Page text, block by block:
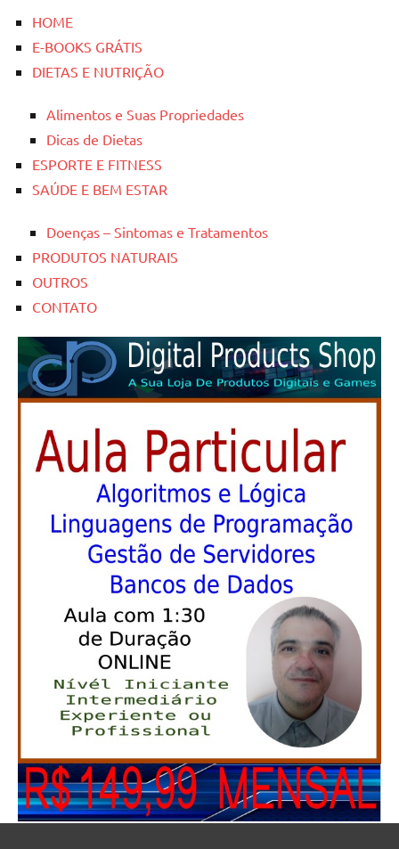
HOME
E-BOOKS GRÁTIS
DIETAS E NUTRIÇÃO
Alimentos e Suas Propriedades
Dicas de Dietas
ESPORTE E FITNESS
SAÚDE E BEM ESTAR
Doenças – Sintomas e Tratamentos
PRODUTOS NATURAIS
OUTROS
CONTATO